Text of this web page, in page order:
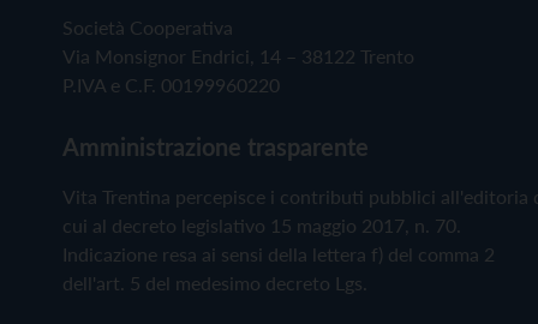
Società Cooperativa
Via Monsignor Endrici, 14 – 38122 Trento
P.IVA e C.F. 00199960220
Amministrazione trasparente
Vita Trentina percepisce i contributi pubblici all'editoria
cui al decreto legislativo 15 maggio 2017, n. 70.
Indicazione resa ai sensi della lettera f) del comma 2
dell'art. 5 del medesimo decreto Lgs.